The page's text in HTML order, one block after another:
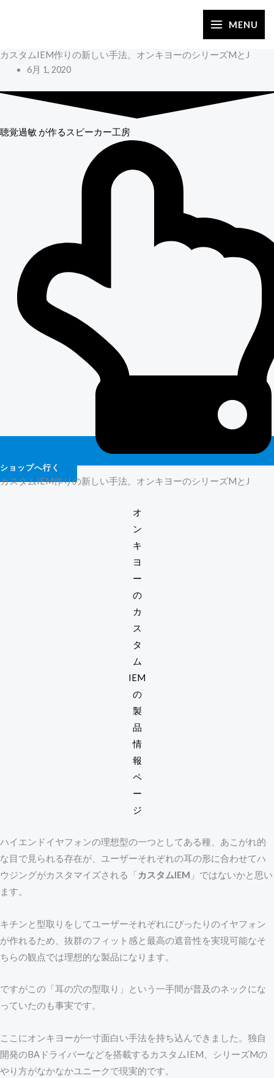
ス
ッ
MENU
カスタムIEM作りの新しい手法。オンキヨーのシリーズMとJ
6月 1, 2020
聴覚過敏 が作るスピーカー工房
ショップへ行く
カスタムIEM作りの新しい手法。オンキヨーのシリーズMとJ
オ
ン
キ
ヨ
ー
の
カ
ス
タ
ム
IEM
の
製
品
情
報
ペ
ー
ジ
ハイエンドイヤフォンの理想型の一つとしてある種、あこがれ的
な目で見られる存在が、ユーザーそれぞれの耳の形に合わせてハ
ウジングがカスタマイズされる「カスタムIEM 」ではないかと思い
ます。
キチンと型取りをしてユーザーそれぞれにぴったりのイヤフォン
が作れるため、抜群のフィット感と最高の遮音性を実現可能なそ
ちらの観点では理想的な製品になります。
ですがこの「耳の穴の型取り」という一手間が普及のネックにな
っていたのも事実です。
ここにオンキヨーが一寸面白い手法を持ち込んできました。独自
開発のBAドライバーなどを搭載するカスタムIEM、シリーズMの
やり方がなかなかユニークで現実的です。